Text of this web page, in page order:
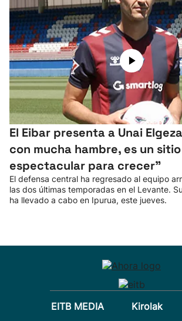
El Eibar presenta a Unai
con mucha hambre, es un sitio
espectacular para crecer”
El defensa central ha regresado al equipo
las dos últimas temporadas en el Levante.
ha llevado a cabo en Ipurua, este jueves.
EITB MEDIA
Kirolak